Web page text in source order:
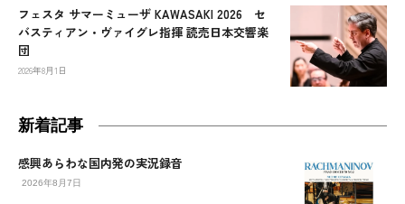
フェスタ サマーミューザ KAWASAKI 2026 セ
バスティアン・ヴァイグレ指揮 読売日本交響楽
団
2026年8月1日
新着記事
感興あらわな国内発の実況録音
2026年8月7日